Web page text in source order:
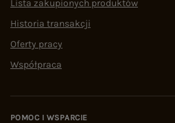
Lista zakupionych produktów
Historia transakcji
Oferty pracy
Współpraca
POMOC I WSPARCIE